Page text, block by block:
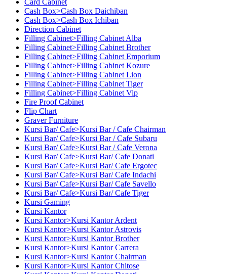
Cash Box>Cash Box Daichiban
Cash Box>Cash Box Ichiban
Direction Cabinet
Filling Cabinet>Filling Cabinet Alba
Filling Cabinet>Filling Cabinet Brother
Filling Cabinet>Filling Cabinet Emporium
Filling Cabinet>Filling Cabinet Kozure
Filling Cabinet>Filling Cabinet Lion
Filling Cabinet>Filling Cabinet Tiger
Filling Cabinet>Filling Cabinet Vip
Fire Proof Cabinet
Flip Chart
Graver Furniture
Kursi Bar/ Cafe>Kursi Bar / Cafe Chairman
Kursi Bar/ Cafe>Kursi Bar / Cafe Subaru
Kursi Bar/ Cafe>Kursi Bar / Cafe Verona
Kursi Bar/ Cafe>Kursi Bar/ Cafe Donati
Kursi Bar/ Cafe>Kursi Bar/ Cafe Ergotec
Kursi Bar/ Cafe>Kursi Bar/ Cafe Indachi
Kursi Bar/ Cafe>Kursi Bar/ Cafe Savello
Kursi Bar/ Cafe>Kursi Bar/ Cafe Tiger
Kursi Gaming
Kursi Kantor
Kursi Kantor>Kursi Kantor Ardent
Kursi Kantor>Kursi Kantor Astrovis
Kursi Kantor>Kursi Kantor Brother
Kursi Kantor>Kursi Kantor Carrera
Kursi Kantor>Kursi Kantor Chairman
Kursi Kantor>Kursi Kantor Chitose